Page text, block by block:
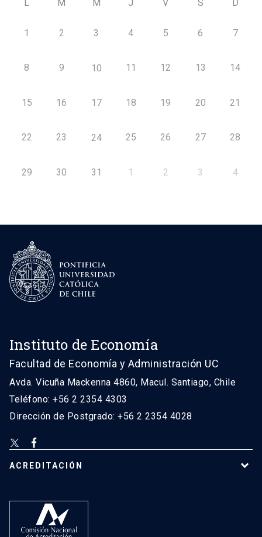
L M M J V S D
1 2 3 4 5 6 7
8 9 10 11 12 13 14
15 16 17 18 19 20 21
22 23 24 25 26 27 28
29 30 31 1 2 3 4
Instituto de Economía
Facultad de Economía y Administración UC
Avda. Vicuña Mackenna 4860, Macul. Santiago, Chile
Teléfono: +56 2 2354 4303
Dirección de Postgrado: +56 2 2354 4028
ACREDITACIÓN